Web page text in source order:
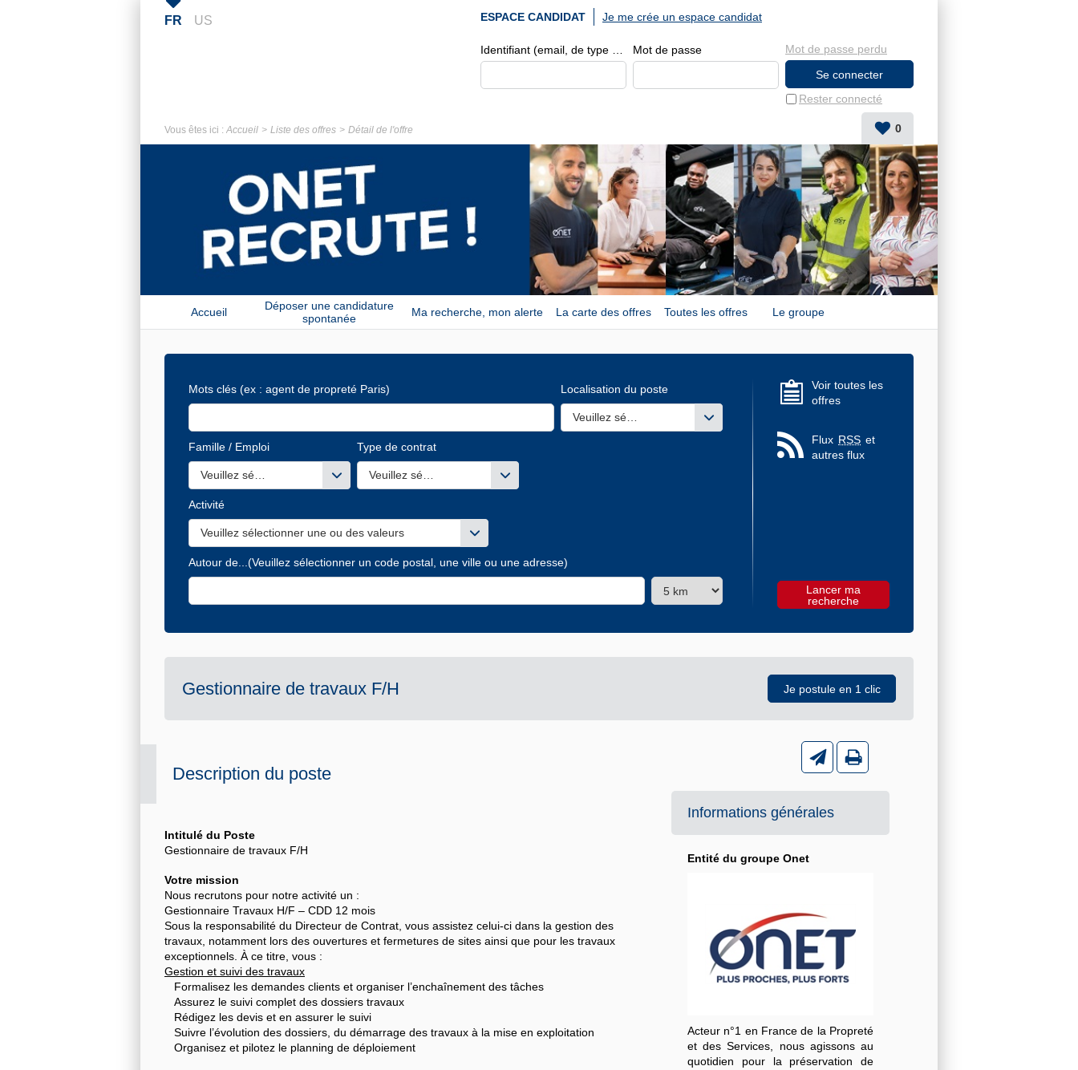
FR US ESPACE CANDIDAT
Mot de passe
Rester connecté
Mot de passe perdu
Je me crée un espace candidat
Vous êtes ici : Accueil Liste des offres Détail de l'offre 0
Accueil
Déposer une candidature
spontanée
Ma recherche, mon alerte La carte des offres Toutes les offres Le groupe
Mots clés (ex : agent de propreté Paris) Localisation du poste
Veuillez sélectionner une ou des valeurs
Famille / Emploi
Veuillez sélectionner une ou des valeurs
Type de contrat
Veuillez sélectionner une ou des valeurs
Activité
Veuillez sélectionner une ou des valeurs
Autour de...(Veuillez sélectionner un code postal, une ville ou une adresse)
Voir toutes les
offres
Flux RSS et
autres flux
Gestionnaire de travaux F/H
Description du poste
Intitulé du Poste
Gestionnaire de travaux F/H
Votre mission
Nous recrutons pour notre activité un :
Gestionnaire Travaux H/F – CDD 12 mois
Sous la responsabilité du Directeur de Contrat, vous assistez celui-ci dans la gestion des
travaux, notamment lors des ouvertures et fermetures de sites ainsi que pour les travaux
exceptionnels. À ce titre, vous :
Gestion et suivi des travaux
Formalisez les demandes clients et organiser l’enchaînement des tâches
Assurez le suivi complet des dossiers travaux
Rédigez les devis et en assurer le suivi
Suivre l’évolution des dossiers, du démarrage des travaux à la mise en exploitation
Organisez et pilotez le planning de déploiement
Informations générales
Entité du groupe Onet
Acteur n°1 en France de la Propreté
et des Services, nous agissons au
quotidien pour la préservation de